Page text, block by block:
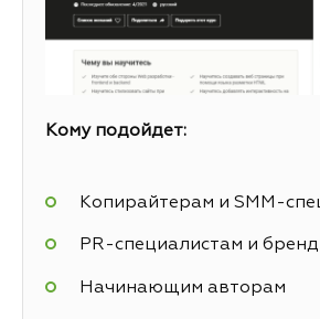
Кому подойдет:
Копирайтерам и SMM-
PR-специалистам и
Начинающим авторам